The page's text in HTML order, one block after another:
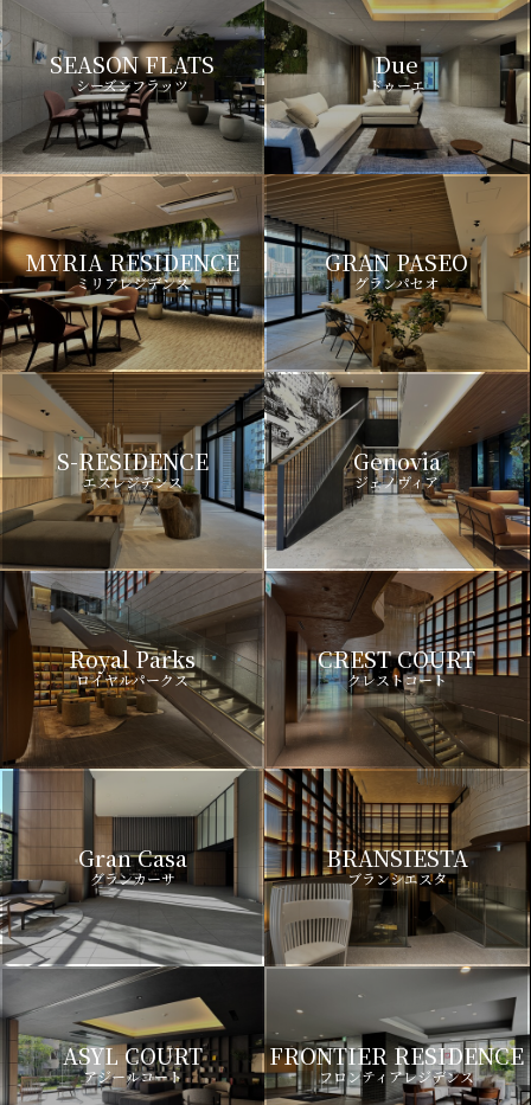
SEASON FLATS
シーズンフラッツ
Due
ドゥーエ
MYRIA RESIDENCE
ミリアレジデンス
GRAN PASEO
グランパセオ
S-RESIDENCE
エスレジデンス
Genovia
ジェノヴィア
Royal Parks
ロイヤルパークス
CREST COURT
クレストコート
Gran Casa
グランカーサ
BRANSIESTA
ブランシエスタ
ASYL COURT
アジールコート
FRONTIER RESIDENCE
フロンティアレジデンス